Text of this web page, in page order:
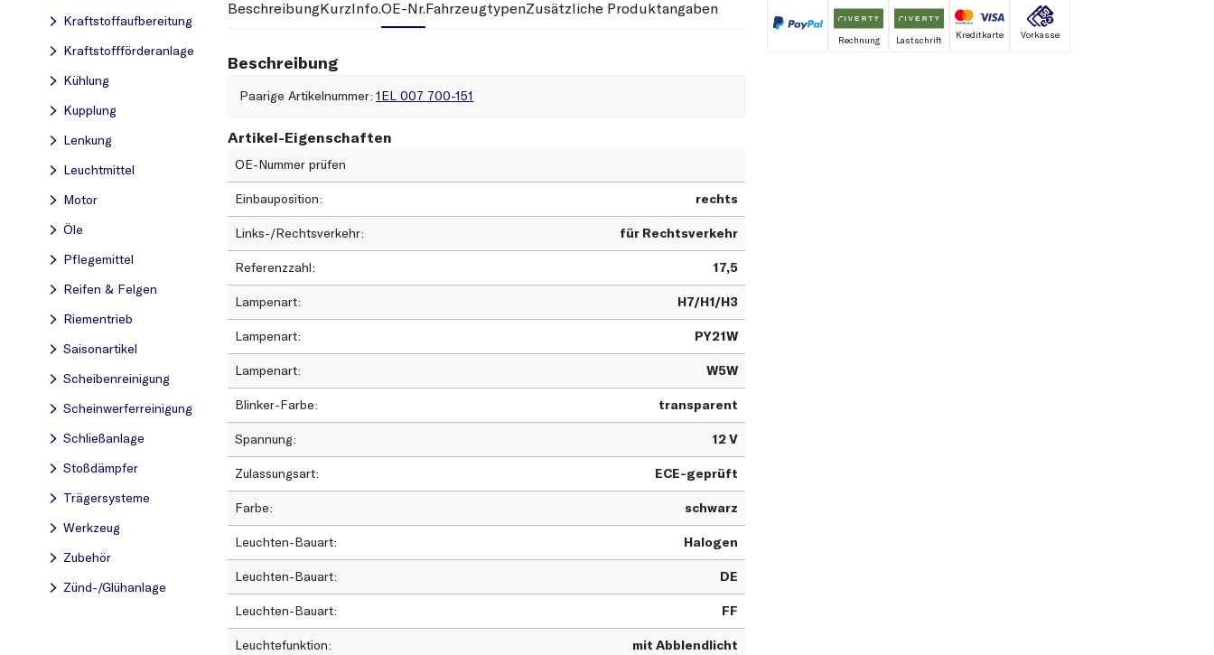
Kraftstoff­aufbereitung
Kraftstoff­förderanlage
Kühlung
Kupplung
Lenkung
Leuchtmittel
Motor
Öle
Pflegemittel
Reifen & Felgen
Riementrieb
Saisonartikel
Scheibenreinigung
Scheinwerferreinigung
Schließanlage
Stoßdämpfer
Trägersysteme
Werkzeug
Zubehör
Zünd-/Glühanlage
BeschreibungKurzInfo.OE-Nr. Zusätzliche Produktangaben
Beschreibung
paarige Artikelnummer 1EL 007 700-151
Artikel-Eigenschaften
OE-Nummer prüfen
Einbauposition rechts
Links-/Rechtsverkehr für Rechtsverkehr
Referenzzahl 17,5
Lampenart H7/H1/H3
Lampenart PY21W
Lampenart W5W
Blinker-Farbe transparent
Spannung 12 V
Zulassungsart ECE-geprüft
Farbe schwarz
Leuchten-Bauart Halogen
Leuchten-Bauart DE
Leuchten-Bauart FF
Leuchtefunktion mit Abblendlicht
Rechnung Lastschrift Kreditkarte Vorkasse